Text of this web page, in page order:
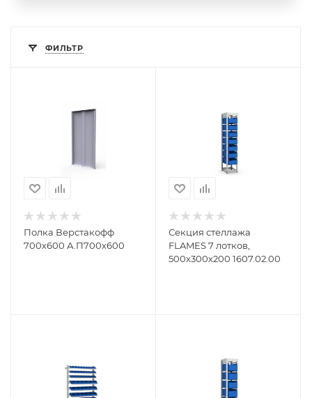
ФИЛЬТР
Полка Верстакофф
700х600 А.П700х600
Секция стеллажа
FLAMES 7 лотков,
500х300х200 1607.02.00